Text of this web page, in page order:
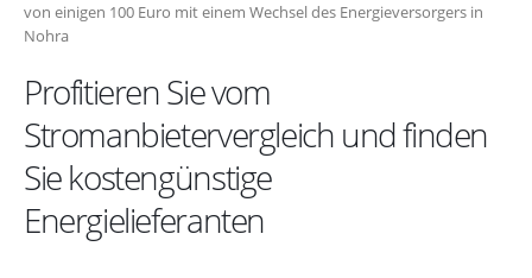
von einigen 100 Euro mit einem Wechsel des Energieversorgers in
Nohra
Profitieren Sie vom
Stromanbietervergleich und finden
Sie kostengünstige
Energielieferanten